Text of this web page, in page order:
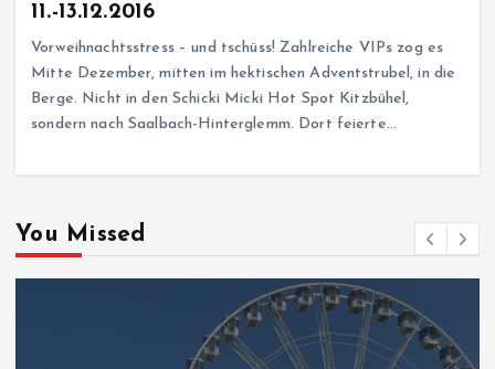
11.-13.12.2016
Vorweihnachtsstress – und tschüss! Zahlreiche VIPs zog es
Mitte Dezember, mitten im hektischen Adventstrubel, in die
Berge. Nicht in den Schicki Micki Hot Spot Kitzbühel,
sondern nach Saalbach-Hinterglemm. Dort feierte…
You Missed